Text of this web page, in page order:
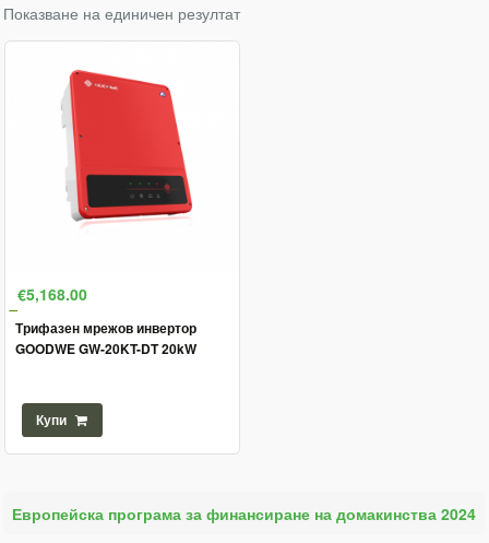
Показване на единичен резултат
€5,168.00
Трифазен мрежов инвертор
GOODWE GW-20KT-DT 20kW
Купи
Европейска програма за финансиране на домакинства 2024